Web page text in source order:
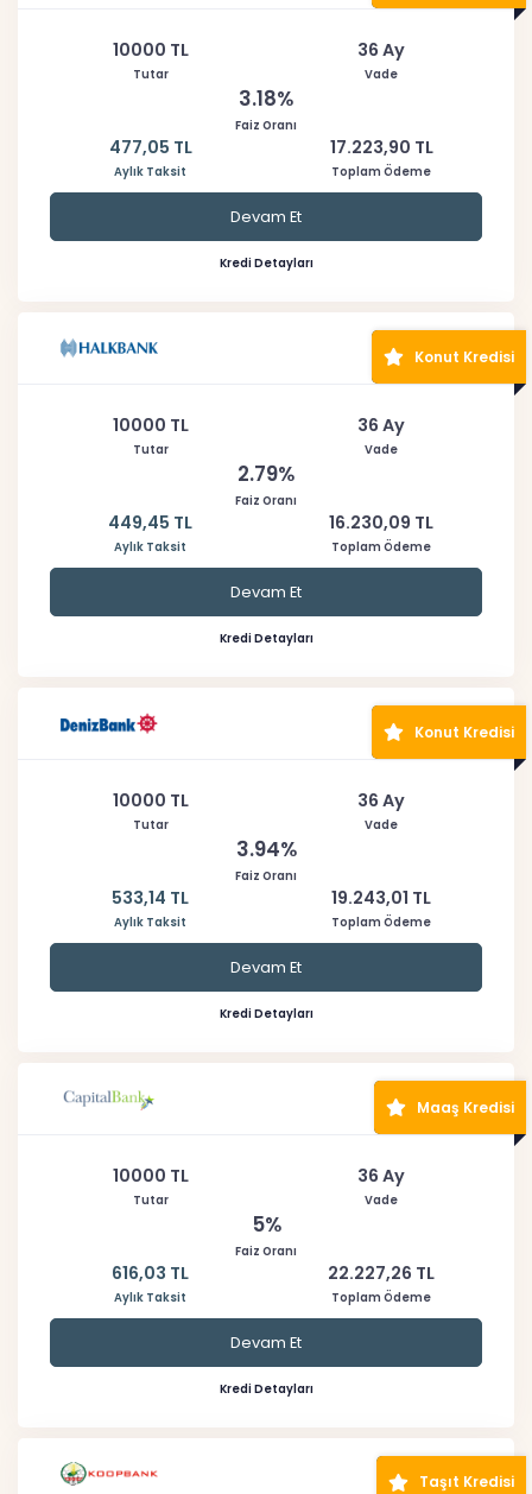
10000 TL
Tutar
36 Ay
Vade
3.18%
Faiz Oranı
477,05 TL
Aylık Taksit
17.223,90 TL
Toplam Ödeme
Devam Et
Kredi Detayları
Konut Kredisi
10000 TL
Tutar
36 Ay
Vade
2.79%
Faiz Oranı
449,45 TL
Aylık Taksit
16.230,09 TL
Toplam Ödeme
Devam Et
Kredi Detayları
Konut Kredisi
10000 TL
Tutar
36 Ay
Vade
3.94%
Faiz Oranı
533,14 TL
Aylık Taksit
19.243,01 TL
Toplam Ödeme
Devam Et
Kredi Detayları
Maaş Kredisi
10000 TL
Tutar
36 Ay
Vade
5%
Faiz Oranı
616,03 TL
Aylık Taksit
22.227,26 TL
Toplam Ödeme
Devam Et
Kredi Detayları
Taşıt Kredisi